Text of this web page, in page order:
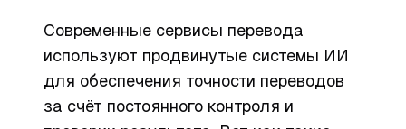
Современные сервисы перевода
используют продвинутые системы ИИ
для обеспечения точности переводов
за счёт постоянного контроля и